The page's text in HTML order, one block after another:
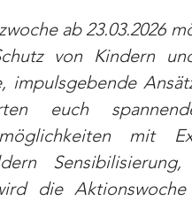
ab 23.03.2026
von Kindern
impulsgebende
euch
die